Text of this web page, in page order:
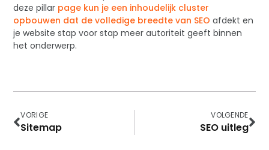
deze pillar page kun je een inhoudelijk cluster
opbouwen dat de volledige breedte van SEO afdekt en
je website stap voor stap meer autoriteit geeft binnen
het onderwerp.
VORIGE
Sitemap
VOLGENDE
SEO uitleg